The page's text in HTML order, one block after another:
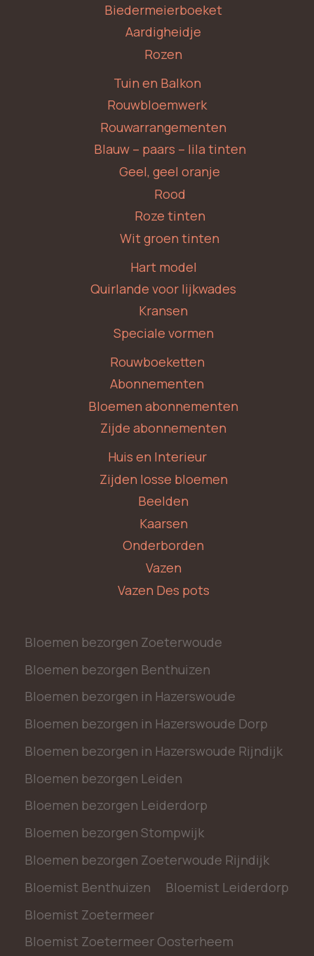
Biedermeierboeket
Aardigheidje
Rozen
Tuin en Balkon
Rouwbloemwerk
Rouwarrangementen
Blauw – paars – lila tinten
Geel, geel oranje
Rood
Roze tinten
Wit groen tinten
Hart model
Quirlande voor lijkwades
Kransen
Speciale vormen
Rouwboeketten
Abonnementen
Bloemen abonnementen
Zijde abonnementen
Huis en Interieur
Zijden losse bloemen
Beelden
Kaarsen
Onderborden
Vazen
Vazen Des pots
Bloemen bezorgen Zoeterwoude
Bloemen bezorgen Benthuizen
Bloemen bezorgen in Hazerswoude
Bloemen bezorgen in Hazerswoude Dorp
Bloemen bezorgen in Hazerswoude Rijndijk
Bloemen bezorgen Leiden
Bloemen bezorgen Leiderdorp
Bloemen bezorgen Stompwijk
Bloemen bezorgen Zoeterwoude Rijndijk
Bloemist Benthuizen
Bloemist Leiderdorp
Bloemist Zoetermeer
Bloemist Zoetermeer Oosterheem